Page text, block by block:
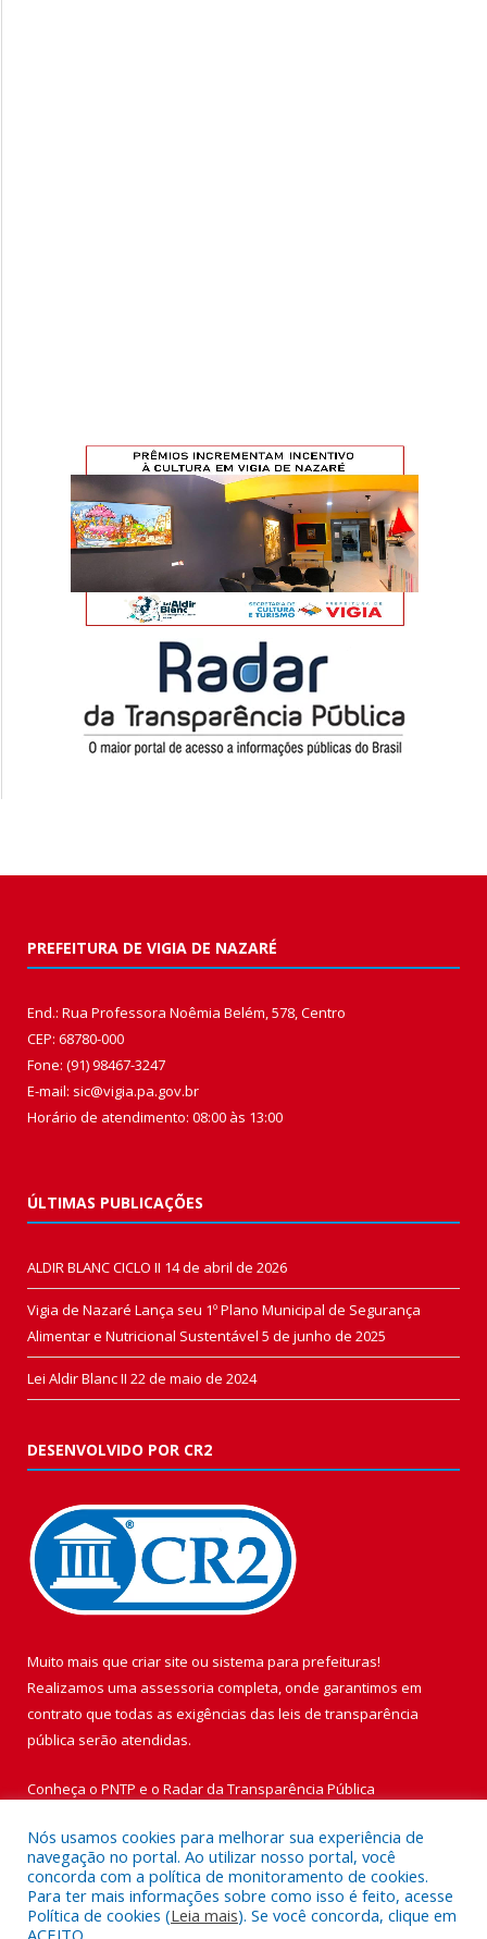
PREFEITURA DE VIGIA DE NAZARÉ
End.: Rua Professora Noêmia Belém, 578, Centro
CEP: 68780-000
Fone: (91) 98467-3247
E-mail: sic@vigia.pa.gov.br
Horário de atendimento: 08:00 às 13:00
ÚLTIMAS PUBLICAÇÕES
ALDIR BLANC CICLO II 14 de abril de 2026
Vigia de Nazaré Lança seu 1º Plano Municipal de Segurança
Alimentar e Nutricional Sustentável 5 de junho de 2025
Lei Aldir Blanc II 22 de maio de 2024
DESENVOLVIDO POR CR2
Muito mais que criar site ou sistema para prefeituras!
Realizamos uma assessoria completa, onde garantimos em
contrato que todas as exigências das leis de transparência
pública serão atendidas.
Conheça o PNTP e o Radar da Transparência Pública
Todos os direitos reservados a Prefeitura Municipal de Vigia de
Nazaré.
Nós usamos cookies para melhorar sua experiência de
navegação no portal. Ao utilizar nosso portal, você
concorda com a política de monitoramento de cookies.
Para ter mais informações sobre como isso é feito, acesse
Política de cookies (Leia mais). Se você concorda, clique em
ACEITO.